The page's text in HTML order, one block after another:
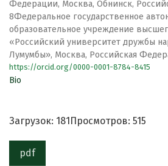
Федерации, Москва, Обнинск,
8Федеральное государственное
образовательное учреждение
«Российский университет дружбы
Лумумбы», Москва, Российская
https://orcid.org/0000-0001-8784-8415
Bio
Загрузок: 181 Просмотров: 515
pdf